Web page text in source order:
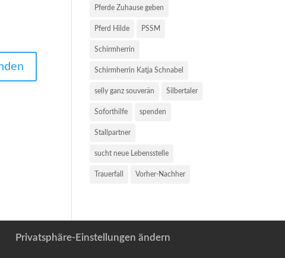
Pferde Zuhause geben
Pferd Hilde PSSM
Schirmherrin
Schirmherrin Katja Schnabel
selly ganz souverän Silbertaler
Soforthilfe spenden
Stallpartner
sucht neue Lebensstelle
Trauerfall Vorher-Nachher
Privatsphäre-Einstellungen ändern